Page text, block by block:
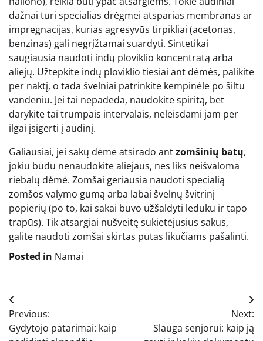
dažnai turi specialias drėgmei atsparias membranas ar
impregnacijas, kurias agresyvūs tirpikliai (acetonas,
benzinas) gali negrįžtamai suardyti. Sintetikai
saugiausia naudoti indų ploviklio koncentratą arba
aliejų. Užtepkite indų ploviklio tiesiai ant dėmės, palikite
per naktį, o tada švelniai patrinkite kempinėle po šiltu
vandeniu. Jei tai nepadeda, naudokite spiritą, bet
darykite tai trumpais intervalais, neleisdami jam per
ilgai įsigerti į audinį.
Galiausiai, jei sakų dėmė atsirado antzomšinių batų,
jokiu būdu nenaudokite aliejaus, nes liks neišvaloma
riebalų dėmė. Zomšai geriausia naudoti specialią
zomšos valymo gumą arba labai švelnų švitrinį
popierių (po to, kai sakai buvo užšaldyti leduku ir tapo
trapūs). Tik atsargiai nušveitę sukietėjusius sakus,
galite naudoti zomšai skirtas putas likučiams pašalinti.
Posted in Namai
Navigacija
tarp
Previous:
Gydytojo patarimai: kaip
Next:
Slauga senjorui: kaip ją